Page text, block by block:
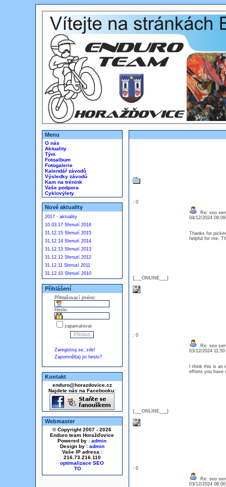
Menu
O nás
Aktuality
Tým
Fotoalbum
Fotogalerie
Kalendář závodů
Výsledky závodů
Kam na trénink
Vaše podpora
Cyklovýlety
Nové aktuality
2017 - aktuality
10.03.17 Shrnutí 2016
31.12.15 Shrnutí 2015
31.12.14 Shrnutí 2014
31.12.13 Shrnutí 2013
31.12.12 Shrnutí 2012
31.12.11 Shrnutí 2011
31.12.10 Shrnutí 2010
Přihlášení
Přihlašovací jméno:
Heslo:
zapamatovat
Zaregistruj se, zde!
Zapomněl(a) jsi heslo?
Kontakt
enduro@horazdovice.cz
Najdete nás na Facebooku:
Webmaster
© Copyright 2007 - 2026
Enduro team Horažďovice
Powered by : admin
Design by : admin
Vaše IP adresa :
216.73.216.110
optimalizace SEO
: 0
{___ONLINE___}
Re: seo
04/12/2024
Thanks for
helpful for me.
: 0
{___ONLINE___}
Re: seo
03/12/2024
I think this is an
efforts you
: 0
Re: seo
03/12/2024